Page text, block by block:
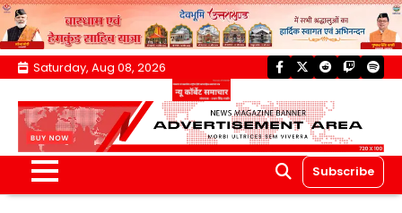
Skip
content
Saturday, Aug 08, 2026 facebook
twitterreddittwitch
Subscribe